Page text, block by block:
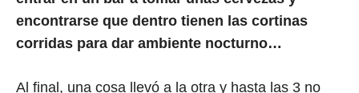
encontrarse que dentro tienen las cortinas
corridas para dar ambiente nocturno…
Al final, una cosa llevó a la otra y hasta las 3 no